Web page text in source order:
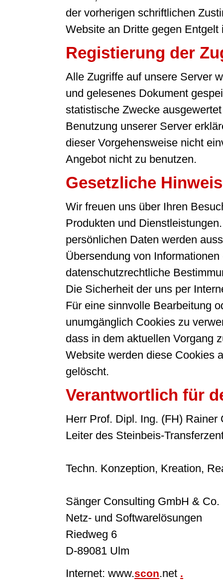
der vorherigen schriftlichen
Website an Dritte gegen Entgelt
Registierung der
Alle Zugriffe auf unsere Server
und gelesenes Dokument
statistische Zwecke
Benutzung unserer Server
dieser Vorgehensweise nicht
Angebot nicht zu benutzen.
Gesetzliche
Wir freuen uns über Ihren
Produkten und
persönlichen Daten werden
Übersendung von
datenschutzrechtliche
Die Sicherheit der uns per
Für eine sinnvolle Bearbeitung
unumgänglich Cookies zu
dass in dem aktuellen Vorgang
Website werden diese Cookies
gelöscht.
Verantwortlich für
Herr Prof. Dipl. Ing. (FH) Rainer
Leiter des Steinbeis-
Techn. Konzeption, Kreation,
Sänger Consulting GmbH & Co.
Netz- und Softwarelösungen
Riedweg 6
D-89081 Ulm
Internet: www.scon.net .